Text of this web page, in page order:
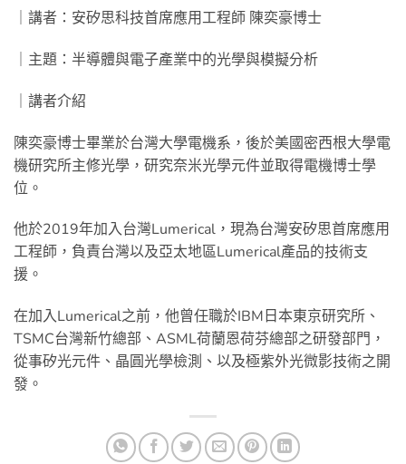
｜講者： 安矽思科技首席應用工程師 陳奕豪博士
｜主題：半導體與電子產業中的光學與模擬分析
｜講者介紹
陳奕豪博士畢業於台灣大學電機系，後於美國密西根大學電
機研究所主修光學，研究奈米光學元件並取得電機博士學
位。
他於2019年加入台灣Lumerical，現為台灣安矽思首席應用
工程師，負責台灣以及亞太地區Lumerical產品的技術支
援。
在加入Lumerical之前，他曾任職於IBM日本東京研究所、
TSMC台灣新竹總部、ASML荷蘭恩荷芬總部之研發部門，
從事矽光元件、晶圓光學檢測、以及極紫外光微影技術之開
發。